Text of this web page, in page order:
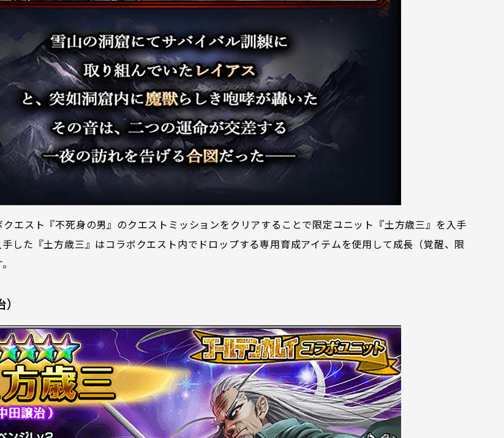
エスト『不死身の男』のクエストミッションをクリアすることで限定ユニット『土方歳三』を入手
した『土方歳三』はコラボクエスト内でドロップする専用育成アイテムを使用して成長（覚醒、限